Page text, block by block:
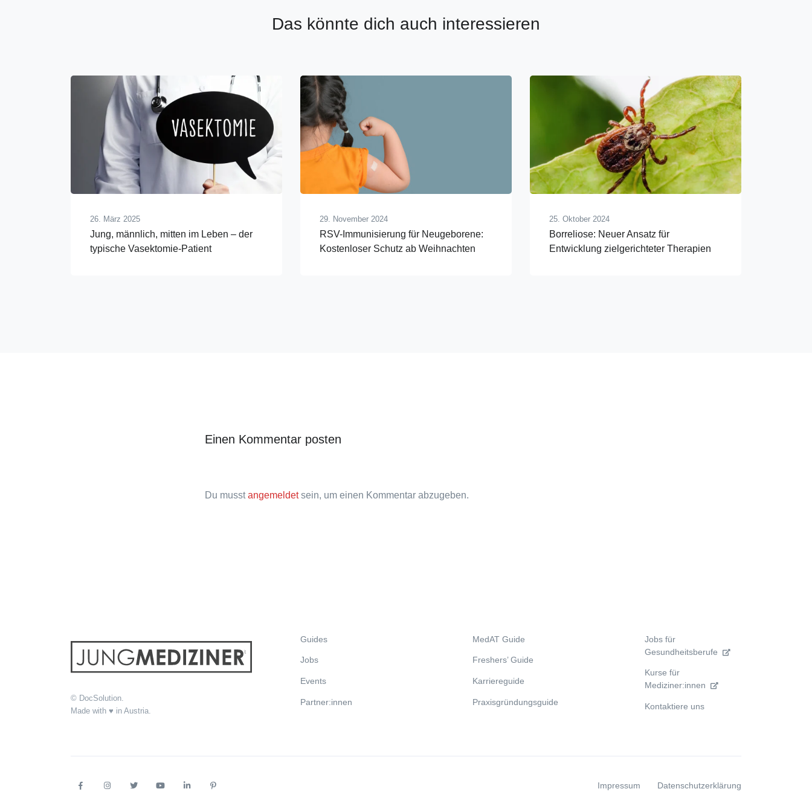
Das könnte dich auch interessieren
26. März 2025
Jung, männlich, mitten im Leben – der
typische Vasektomie-Patient
29. November 2024
RSV-Immunisierung für Neugeborene:
Kostenloser Schutz ab Weihnachten
25. Oktober 2024
Borreliose: Neuer Ansatz für
Entwicklung zielgerichteter Therapien
Einen Kommentar posten
Du musstangemeldetsein, um einen Kommentar abzugeben.
Guides
Jobs
Events
Partner:innen
MedAT Guide
Freshers’ Guide
Karriereguide
Praxisgründungsguide
Jobs für
Gesundheitsberufe
Kurse für
Mediziner:innen
Kontaktiere uns
© DocSolution.
Made with ♥ in Austria.
Impressum Datenschutzerklärung